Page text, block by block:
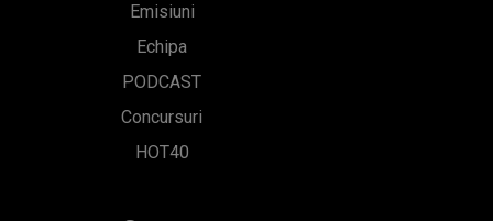
Emisiuni
Echipa
PODCAST
Concursuri
HOT40